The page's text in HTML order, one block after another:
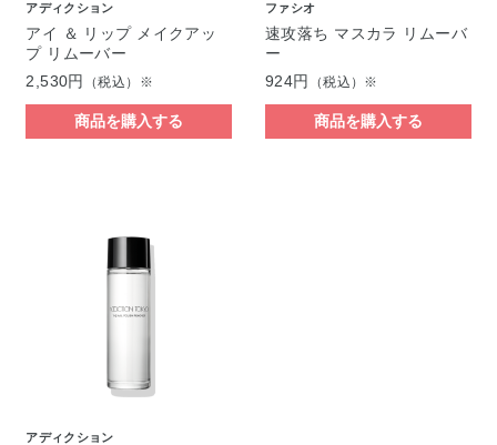
アディクション
アイ ＆ リップ メイクアッ
プ リムーバー
2,530円
（税込）※
商品を購入する
ファシオ
速攻落ち マスカラ リムーバ
ー
924円
（税込）※
商品を購入する
アディクション